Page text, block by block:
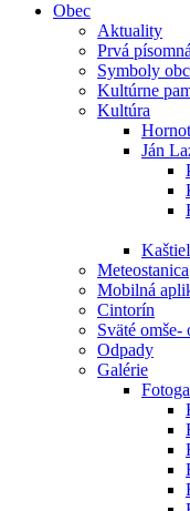
Obec
Aktuality
Prvá
Symboly
Kultúrne
Kultúra
Ján
Meteostanica
Mobilná
Cintorín
Sväté omše-
Odpady
Galérie